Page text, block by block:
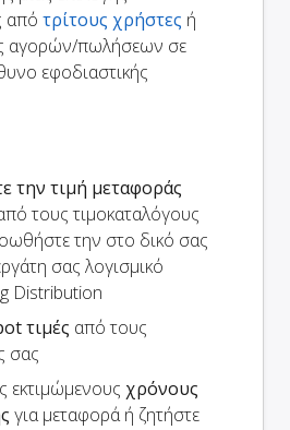
από τρίτους χρήστες ή
αγορών/πωλήσεων σε
εφοδιαστικής
την τιμή μεταφοράς
τους τιμοκαταλόγους
την στο δικό σας
σας λογισμικό
Distribution
τιμές από τους
σας
εκτιμώμενους χρόνους
για μεταφορά ή ζητήστε